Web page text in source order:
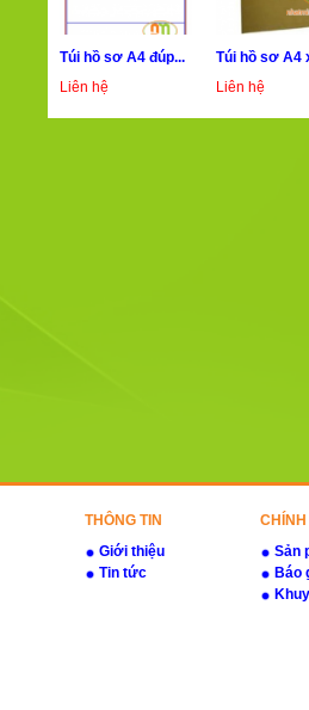
Túi hồ sơ A4 đúp...
Liên hệ
Túi hồ sơ A4
Liên hệ
THÔNG TIN
Giới thiệu
Tin tức
Sản
Báo